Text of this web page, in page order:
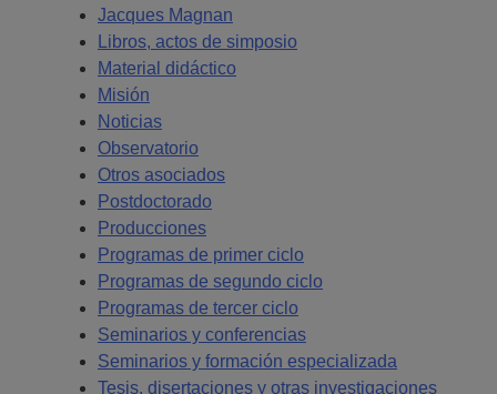
Jacques Magnan
Libros, actos de simposio
Material didáctico
Misión
Noticias
Observatorio
Otros asociados
Postdoctorado
Producciones
Programas de primer ciclo
Programas de segundo ciclo
Programas de tercer ciclo
Seminarios y conferencias
Seminarios y formación especializada
Tesis, disertaciones y otras investigaciones